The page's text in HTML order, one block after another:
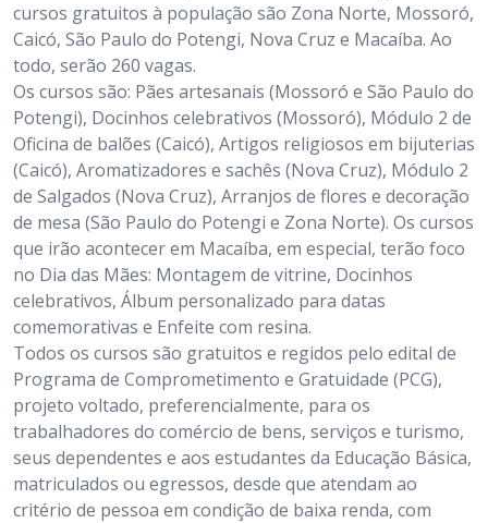
cursos gratuitos à população são Zona Norte, Mossoró,
Caicó, São Paulo do Potengi, Nova Cruz e Macaíba. Ao
todo, serão 260 vagas.
Os cursos são: Pães artesanais (Mossoró e São Paulo do
Potengi), Docinhos celebrativos (Mossoró), Módulo 2 de
Oficina de balões (Caicó), Artigos religiosos em bijuterias
(Caicó), Aromatizadores e sachês (Nova Cruz), Módulo 2
de Salgados (Nova Cruz), Arranjos de flores e decoração
de mesa (São Paulo do Potengi e Zona Norte). Os cursos
que irão acontecer em Macaíba, em especial, terão foco
no Dia das Mães: Montagem de vitrine, Docinhos
celebrativos, Álbum personalizado para datas
comemorativas e Enfeite com resina.
Todos os cursos são gratuitos e regidos pelo edital de
Programa de Comprometimento e Gratuidade (PCG),
projeto voltado, preferencialmente, para os
trabalhadores do comércio de bens, serviços e turismo,
seus dependentes e aos estudantes da Educação Básica,
matriculados ou egressos, desde que atendam ao
critério de pessoa em condição de baixa renda, com